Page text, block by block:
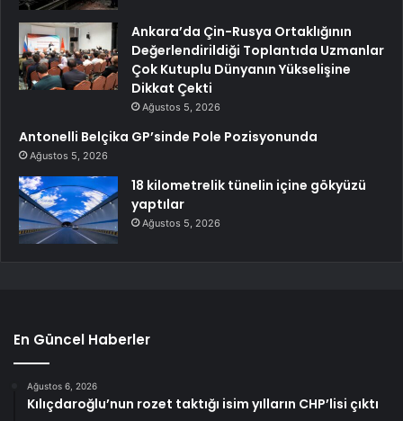
Ankara’da Çin-Rusya Ortaklığının
Değerlendirildiği Toplantıda Uzmanlar
Çok Kutuplu Dünyanın Yükselişine
Dikkat Çekti
Ağustos 5, 2026
Antonelli Belçika GP’sinde Pole Pozisyonunda
Ağustos 5, 2026
18 kilometrelik tünelin içine gökyüzü
yaptılar
Ağustos 5, 2026
En Güncel Haberler
Ağustos 6, 2026
Kılıçdaroğlu’nun rozet taktığı isim yılların CHP’lisi çıktı